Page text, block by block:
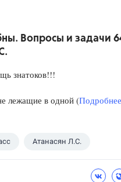
Вопросы и задачи
знатоков!!!
лежащие в одной (
Атанасян Л.С.